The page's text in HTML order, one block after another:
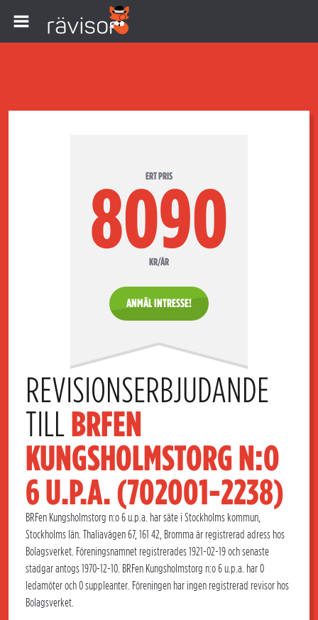
ERT PRIS
8090
KR/ÅR
ANMÄL INTRESSE!
REVISIONSERBJUDANDE
TILL BRFEN
KUNGSHOLMSTORG N:O
6 U.P.A. (702001-2238)
BRFen Kungsholmstorg n:o 6 u.p.a. har säte i Stockholms kommun,
Stockholms län. Thaliavägen 67, 161 42, Bromma är registrerad adress hos
Bolagsverket. Föreningsnamnet registrerades 1921-02-19 och senaste
stadgar antogs 1970-12-10. BRFen Kungsholmstorg n:o 6 u.p.a. har 0
ledamöter och 0 suppleanter. Föreningen har ingen registrerad revisor hos
Bolagsverket.